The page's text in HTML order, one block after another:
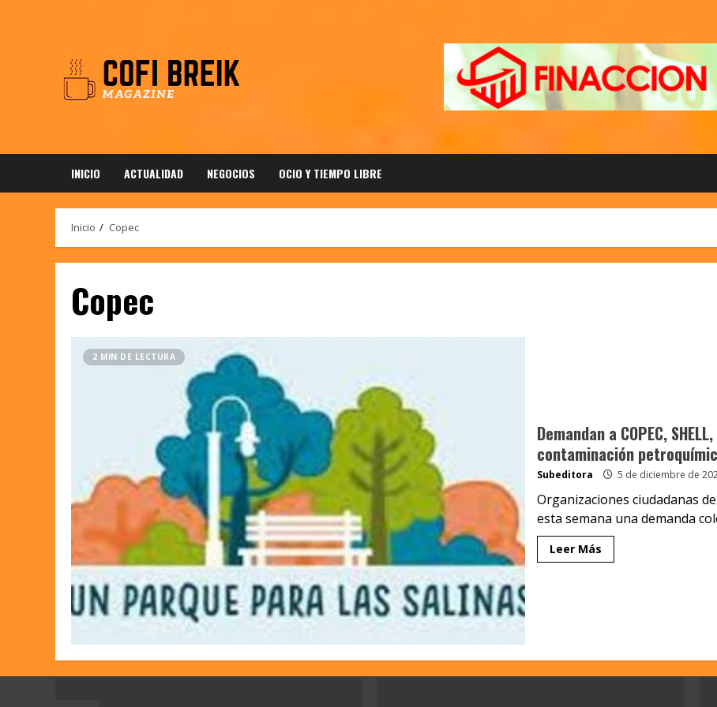
INICIO ACTUALIDAD NEGOCIOS OCIO Y TIEMPO LIBRE
Inicio Copec
Copec
2 MIN DE LECTURA
Demandan a COPEC,
contaminación
Subeditora 5 de diciembre de
Organizaciones ciudadanas
esta semana una demanda
Leer Más